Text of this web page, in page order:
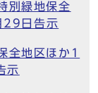
別緑地保全
日告示
全地区ほか1
示